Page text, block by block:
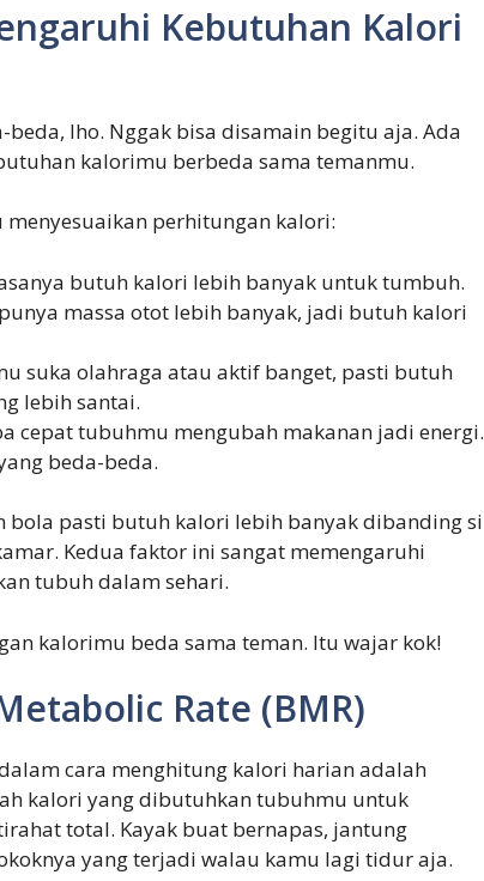
Kebutuhan Kalori
lho. Nggak bisa disamain begitu aja. Ada
kalorimu berbeda sama temanmu.
perhitungan kalori:
butuh kalori lebih banyak untuk tumbuh.
massa otot lebih banyak, jadi butuh kalori
suka olahraga atau aktif banget, pasti butuh
lebih santai.
cepat tubuhmu mengubah makanan jadi energi.
beda-beda.
bola pasti butuh kalori lebih banyak dibanding si
Kedua faktor ini sangat memengaruhi
tubuh dalam sehari.
kalorimu beda sama teman. Itu wajar kok!
Rate (BMR)
cara menghitung kalori harian adalah
kalori yang dibutuhkan tubuhmu untuk
total. Kayak buat bernapas, jantung
yang terjadi walau kamu lagi tidur aja.